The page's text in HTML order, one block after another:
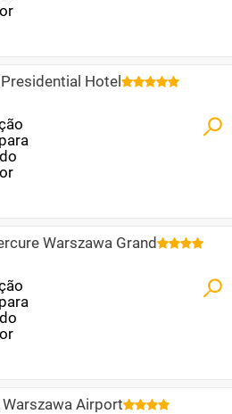
Hotel
Warszawa Grand
Airport